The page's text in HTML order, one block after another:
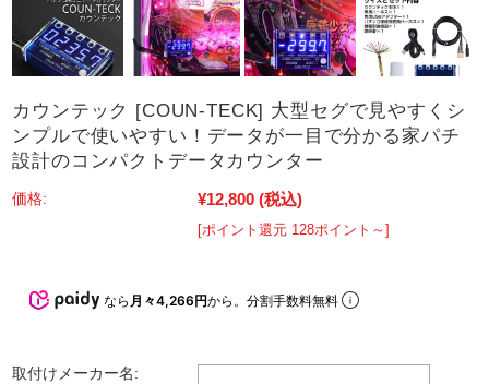
カウンテック [COUN-TECK] 大型セグで見やすくシ
ンプルで使いやすい！データが一目で分かる家パチ
設計のコンパクトデータカウンター
価格: ¥12,800 (税込)
[ポイント還元 128ポイント～]
なら 月々4,266円から。分割手数料無料
取付けメーカー名: